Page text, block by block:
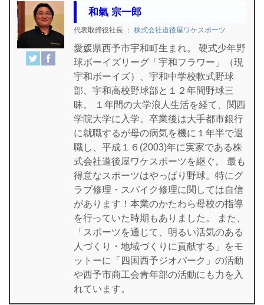
和氣 宗一郎
代表取締役社長 ： 株式会社道後屋ワケスポーツ
愛媛県西予市宇和町生まれ。 硬式少年野
球ボーイズリーグ「宇和フラワー」（現
宇和ボーイズ）、宇和中学校軟式野球
部、宇和高校野球部と１２年間野球三
昧。 １年間の大学浪人生活を経て、関西
学院大学に入学。卒業後は大手都市銀行
に就職するが母の病気を機に１年半で退
職し、平成１６(2003)年に実家である株
式会社道後屋ワケスポーツを継ぐ。 最も
得意なスポーツはやっぱり野球。特にグ
ラブ修理・スパイク修理に関しては自信
があります！本業のかたわら母校の指導
を行っていた時期もありました。 また、
「スポーツを通じて、明るい活気のある
人づくり・地域づくりに貢献する」をモ
ットーに「四国西予ジオパーク」の活動
や西予市商工会青年部の活動にも力を入
れています。